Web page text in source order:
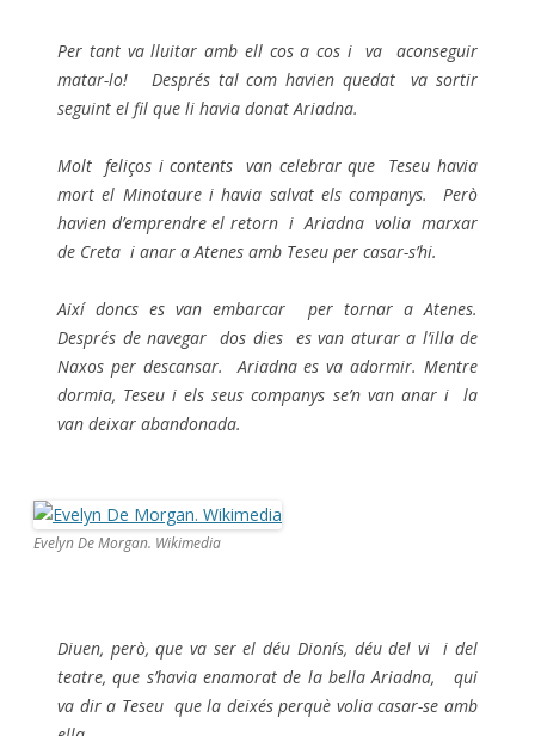
Per tant va lluitar amb ell cos a cos i va aconseguir
matar-lo! Després tal com havien quedat va sortir
seguint el fil que li havia donat Ariadna.
Molt feliços i contents van celebrar que Teseu havia
mort el Minotaure i havia salvat els companys. Però
havien d’emprendre el retorn i Ariadna volia marxar
de Creta i anar a Atenes amb Teseu per casar-s’hi.
Així doncs es van embarcar per tornar a Atenes.
Després de navegar dos dies es van aturar a l’illa de
Naxos per descansar. Ariadna es va adormir. Mentre
dormia, Teseu i els seus companys se’n van anar i la
van deixar abandonada.
Evelyn De Morgan. Wikimedia
Diuen, però, que va ser el déu Dionís, déu del vi i del
teatre, que s’havia enamorat de la bella Ariadna, qui
va dir a Teseu que la deixés perquè volia casar-se amb